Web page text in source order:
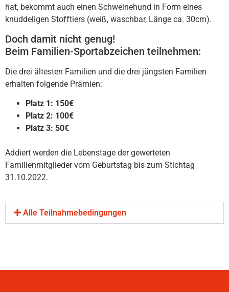
hat, bekommt auch einen Schweinehund in Form eines
knuddeligen Stofftiers (weiß, waschbar, Länge ca. 30cm).
Doch damit nicht genug!
Beim Familien-Sportabzeichen teilnehmen:
Die drei ältesten Familien und die drei jüngsten Familien
erhalten folgende Prämien:
Platz 1: 150€
Platz 2: 100€
Platz 3: 50€
Addiert werden die Lebenstage der gewerteten
Familienmitglieder vom Geburtstag bis zum Stichtag
31.10.2022.
Alle Teilnahmebedingungen